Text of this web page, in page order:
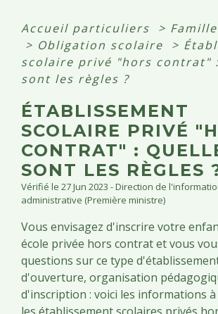
Accueil particuliers >
> Obligation scolaire >
scolaire privé "hors contrat"
sont les règles ?
ÉTABLISSEMENT
SCOLAIRE PRIVÉ
CONTRAT" :
SONT LES RÈGLES
Vérifié le 27 Jun 2023 - Direction de
administrative (Première ministre)
Vous envisagez d'inscrire votre
école privée hors contrat et vous
questions sur ce type
d'ouverture, organisation
d'inscription : voici les informations
les établissement scolaires privés